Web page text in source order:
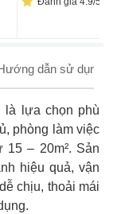
dẫn sử dụng
là lựa chọn phù
phòng làm việc
15 – 20m². Sản
hiệu quả, vận
chịu, thoải mái